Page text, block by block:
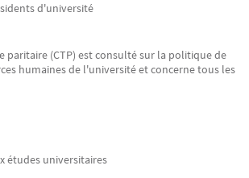
d'université
paritaire (CTP) est consulté sur la politique de
humaines de l'université et concerne tous les
études universitaires